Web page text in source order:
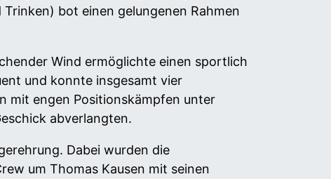
bot einen gelungenen Rahmen
Wind ermöglichte einen sportlich
und konnte insgesamt vier
mit engen Positionskämpfen unter
abverlangten.
Dabei wurden die
um Thomas Kausen mit seinen